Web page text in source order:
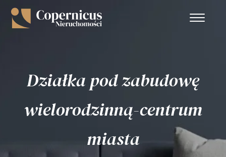
Działka pod zabudowę
wielorodzinną-centrum
miasta